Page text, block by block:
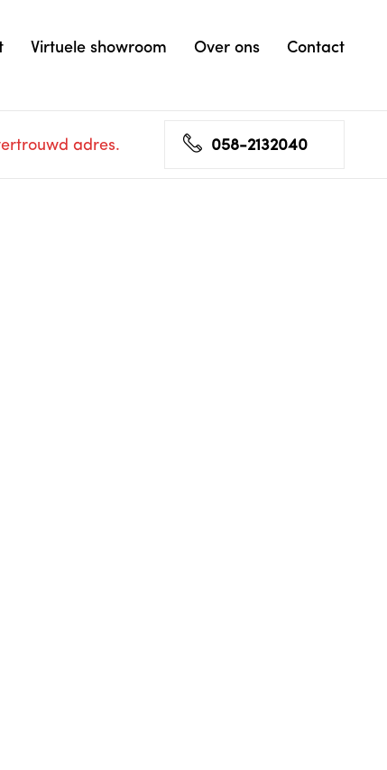
Virtuele showroom Over ons Contact
adres. 058-2132040